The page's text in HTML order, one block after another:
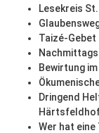
Lesekreis
Taizé-Gebet
Bewirtung
Dringend
Wer hat